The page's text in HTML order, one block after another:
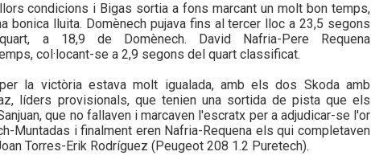
condicions i Bigas sortia a fons marcant un molt bon temps,
bonica lluita. Domènech pujava fins al tercer lloc a 23,5 segons
a 18,9 de Domènech. David Nafria-Pere Requena
col·locant-se a 2,9 segons del quart classificat.
la victòria estava molt igualada, amb els dos Skoda amb
líders provisionals, que tenien una sortida de pista que els
que no fallaven i marcaven l'escratx per a adjudicar-se l'or
Muntadas i finalment eren Nafria-Requena els qui completaven
Torres-Erik Rodríguez (Peugeot 208 1.2 Puretech).